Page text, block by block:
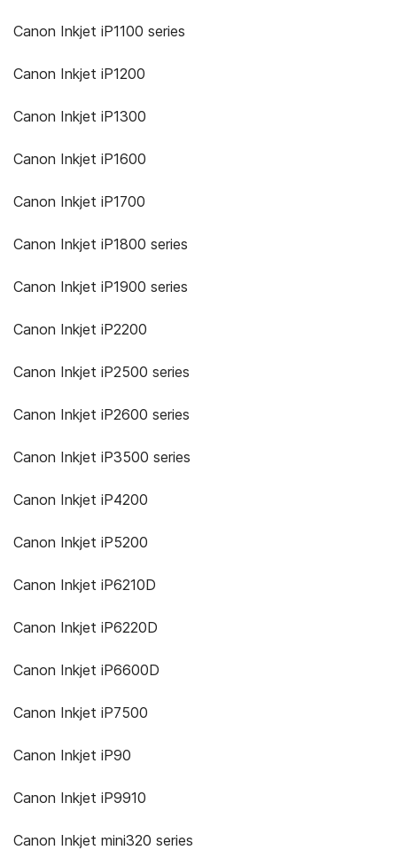
Canon Inkjet iP1100 series
Canon Inkjet iP1200
Canon Inkjet iP1300
Canon Inkjet iP1600
Canon Inkjet iP1700
Canon Inkjet iP1800 series
Canon Inkjet iP1900 series
Canon Inkjet iP2200
Canon Inkjet iP2500 series
Canon Inkjet iP2600 series
Canon Inkjet iP3500 series
Canon Inkjet iP4200
Canon Inkjet iP5200
Canon Inkjet iP6210D
Canon Inkjet iP6220D
Canon Inkjet iP6600D
Canon Inkjet iP7500
Canon Inkjet iP90
Canon Inkjet iP9910
Canon Inkjet mini320 series